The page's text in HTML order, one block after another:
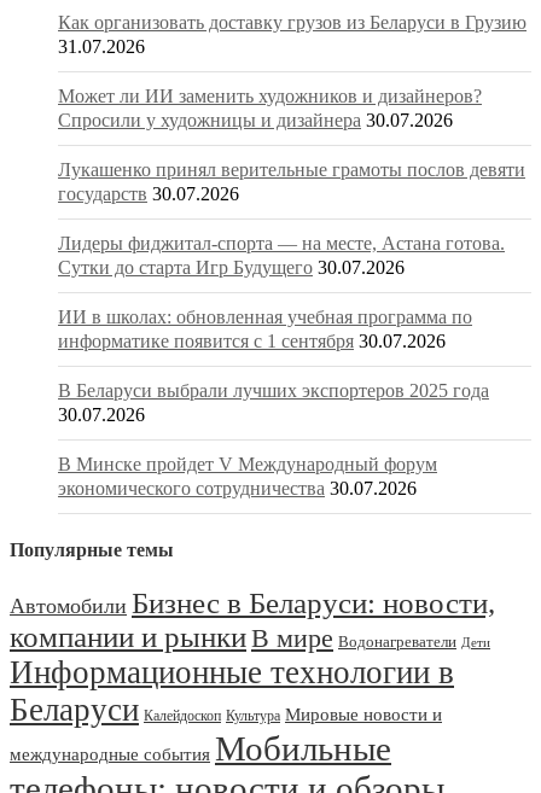
Как организовать доставку грузов из Беларуси в Грузию
31.07.2026
Может ли ИИ заменить художников и дизайнеров?
Спросили у художницы и дизайнера 30.07.2026
Лукашенко принял верительные грамоты послов девяти
государств 30.07.2026
Лидеры фиджитал-спорта — на месте, Астана готова.
Сутки до старта Игр Будущего 30.07.2026
ИИ в школах: обновленная учебная программа по
информатике появится с 1 сентября 30.07.2026
В Беларуси выбрали лучших экспортеров 2025 года
30.07.2026
В Минске пройдет V Международный форум
экономического сотрудничества 30.07.2026
Популярные темы
Автомобили Бизнес в Беларуси: новости,
компании и рынкиВ мире Водонагреватели Дети
Информационные технологии в
Беларуси Калейдоскоп Культура Мировые новости и
международные события Мобильные